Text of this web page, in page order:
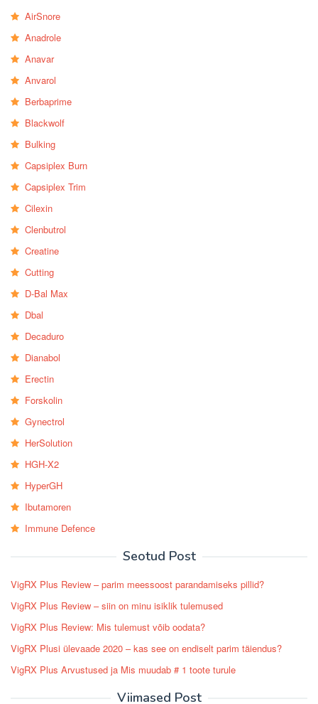
AirSnore
Anadrole
Anavar
Anvarol
Berbaprime
Blackwolf
Bulking
Capsiplex Burn
Capsiplex Trim
Cilexin
Clenbutrol
Creatine
Cutting
D-Bal Max
Dbal
Decaduro
Dianabol
Erectin
Forskolin
Gynectrol
HerSolution
HGH-X2
HyperGH
Ibutamoren
Immune Defence
Seotud Post
VigRX Plus Review – parim meessoost parandamiseks pillid?
VigRX Plus Review – siin on minu isiklik tulemused
VigRX Plus Review: Mis tulemust võib oodata?
VigRX Plusi ülevaade 2020 – kas see on endiselt parim täiendus?
VigRX Plus Arvustused ja Mis muudab # 1 toote turule
Viimased Post